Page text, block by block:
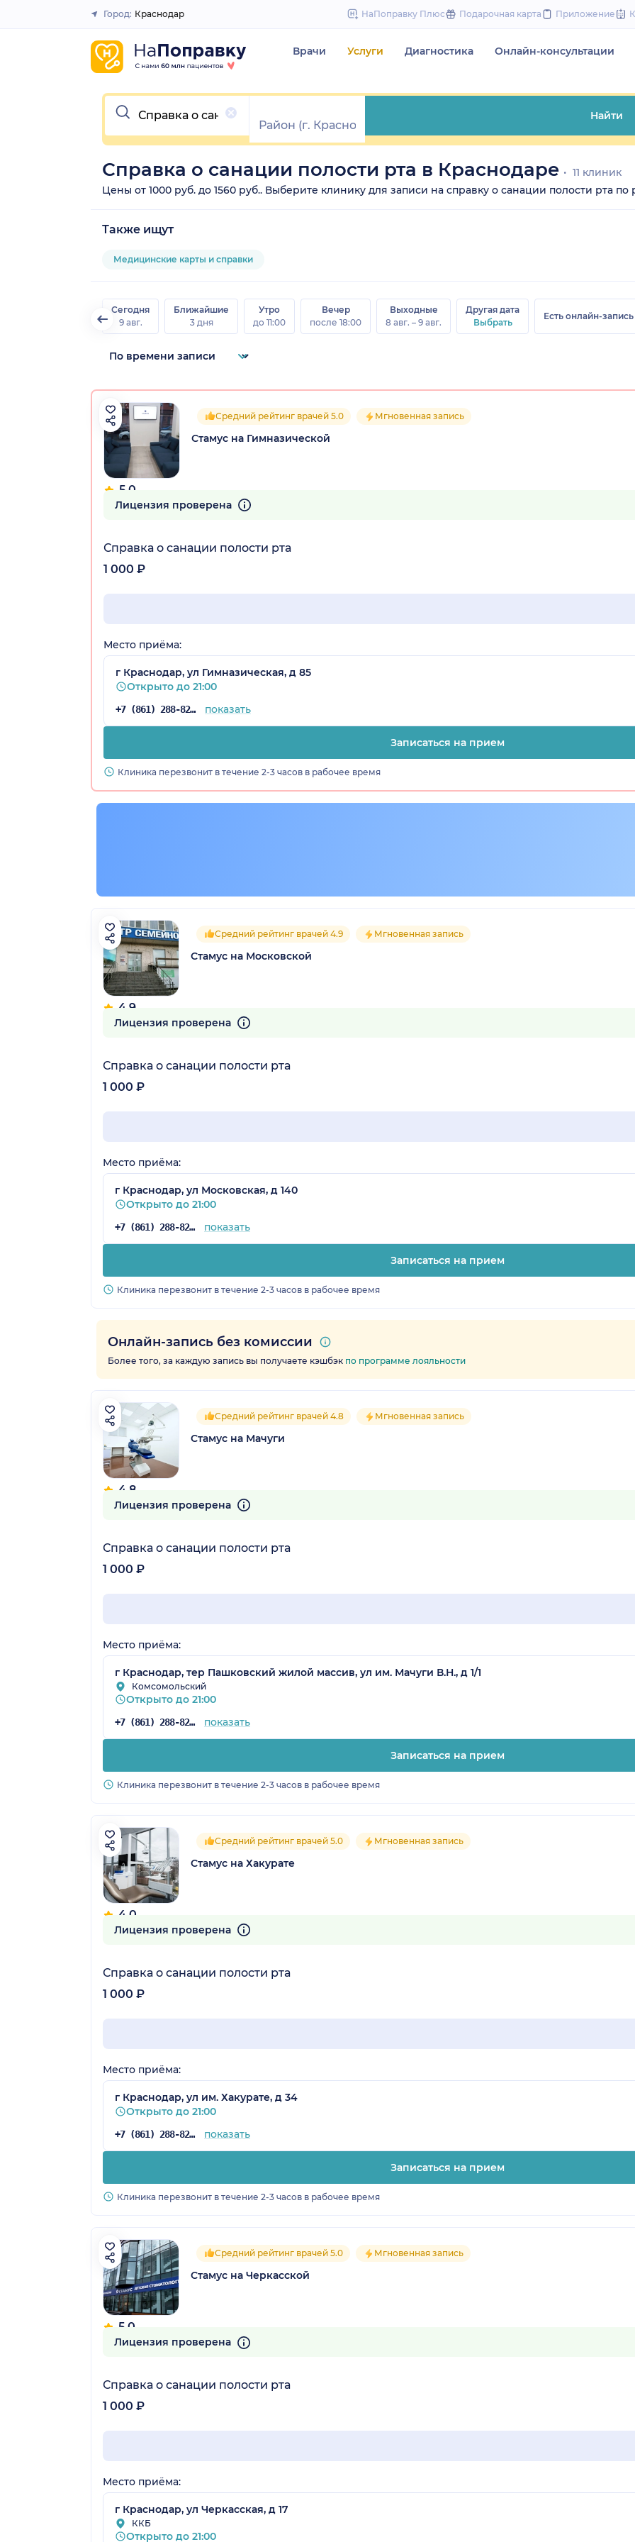
to
Закрыть
Город: Краснодар НаПоправку Плюс Подарочная карта Приложение
Врачи Услуги Диагностика Онлайн-консультации
Очистить
Найти
Справка о санации полости рта в Краснодаре
11 клиник
Цены от 1000 руб. до 1560 руб.. Выберите клинику для записи на справку о санации полости рта по
Также ищут
Медицинские карты и справки
Сегодня
9 авг.
Ближайшие
3 дня
Утро
до 11:00
Вечер
после 18:00
Выходные
8 авг. – 9 авг.
Другая дата
Выбрать
Есть онлайн-запись
5.0
10 отзывов
Средний рейтинг врачей 5.0 Мгновенная запись
Стамус на Гимназической
Лицензия проверена
Справка о санации полости рта
1 000 ₽
Место приёма:
г Краснодар, ул Гимназическая, д 85
Открыто до 21:00
+7 (861) 288-82-03 показать
Записаться на прием
Клиника перезвонит в течение 2-3 часов в рабочее время
4.9
13 отзывов
Средний рейтинг врачей 4.9 Мгновенная запись
Стамус на Московской
Лицензия проверена
Справка о санации полости рта
1 000 ₽
Место приёма:
г Краснодар, ул Московская, д 140
Открыто до 21:00
+7 (861) 288-82-03 показать
Записаться на прием
Клиника перезвонит в течение 2-3 часов в рабочее время
Онлайн-запись без комиссии
Более того, за каждую запись вы получаете кэшбэк по программе лояльности
4.8
22 отзыва
Средний рейтинг врачей 4.8 Мгновенная запись
Стамус на Мачуги
Лицензия проверена
Справка о санации полости рта
1 000 ₽
Место приёма:
г Краснодар, тер Пашковский жилой массив, ул им. Мачуги В.Н., д 1/1
Комсомольский
Открыто до 21:00
+7 (861) 288-82-03 показать
Записаться на прием
Клиника перезвонит в течение 2-3 часов в рабочее время
4.0
17 отзывов
Средний рейтинг врачей 5.0 Мгновенная запись
Стамус на Хакурате
Лицензия проверена
Справка о санации полости рта
1 000 ₽
Место приёма:
г Краснодар, ул им. Хакурате, д 34
Открыто до 21:00
+7 (861) 288-82-03 показать
Записаться на прием
Клиника перезвонит в течение 2-3 часов в рабочее время
5.0
4 отзыва
Средний рейтинг врачей 5.0 Мгновенная запись
Стамус на Черкасской
Лицензия проверена
Справка о санации полости рта
1 000 ₽
Место приёма:
г Краснодар, ул Черкасская, д 17
ККБ
Открыто до 21:00